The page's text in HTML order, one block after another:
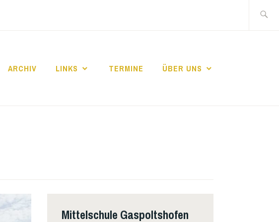
nach:
ARCHIV LINKS TERMINE ÜBER UNS
Mittelschule Gaspoltshofen